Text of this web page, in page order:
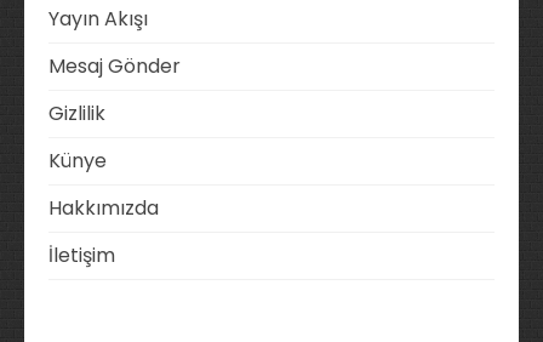
Yayın Akışı
Mesaj Gönder
Gizlilik
Künye
Hakkımızda
İletişim